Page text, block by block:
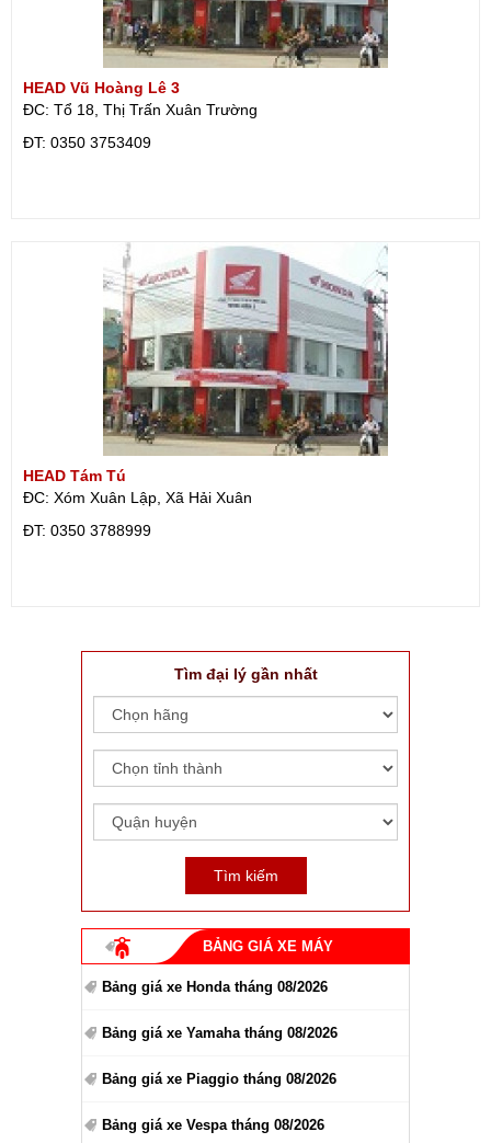
HEAD Vũ Hoàng Lê 3
ĐC: Tổ 18, Thị Trấn Xuân Trường
ÐT: 0350 3753409
HEAD Tám Tú
ĐC: Xóm Xuân Lập, Xã Hải Xuân
ÐT: 0350 3788999
Tìm đại lý gần nhất
BẢNG GIÁ XE MÁY
Bảng giá xe Honda tháng 08/2026
Bảng giá xe Yamaha tháng 08/2026
Bảng giá xe Piaggio tháng 08/2026
Bảng giá xe Vespa tháng 08/2026